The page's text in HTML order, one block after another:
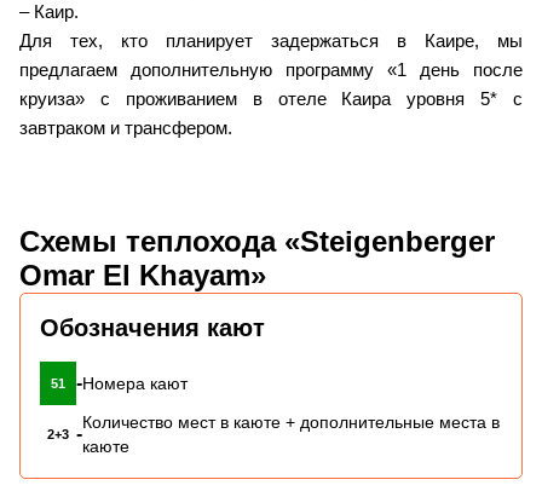
– Каир.
Для тех, кто планирует задержаться в Каире, мы
предлагаем дополнительную программу «1 день после
круиза» с проживанием в отеле Каира уровня 5* с
завтраком и трансфером.
Схемы теплохода «Steigenberger
Omar El Khayam»
Обозначения кают
51 -Номера кают
2+3 -
Количество мест в каюте + дополнительные места в
каюте